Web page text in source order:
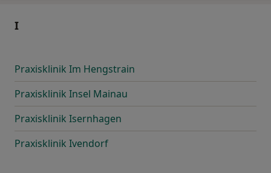
I
Praxisklinik Im Hengstrain
Praxisklinik Insel Mainau
Praxisklinik Isernhagen
Praxisklinik Ivendorf